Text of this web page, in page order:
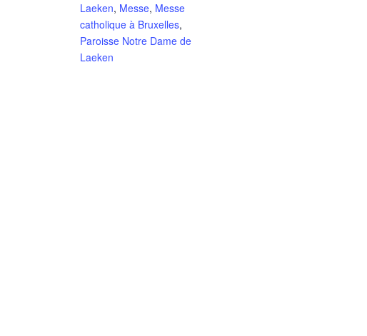
Laeken, Messe, Messe
catholique à Bruxelles,
Paroisse Notre Dame de
Laeken